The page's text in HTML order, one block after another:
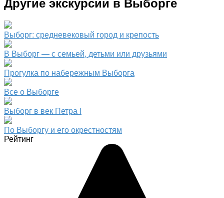
Другие экскурсии в Выборге
Выборг: средневековый город и крепость
В Выборг — с семьей, детьми или друзьями
Прогулка по набережным Выборга
Все о Выборге
Выборг в век Петра I
По Выборгу и его окрестностям
Рейтинг